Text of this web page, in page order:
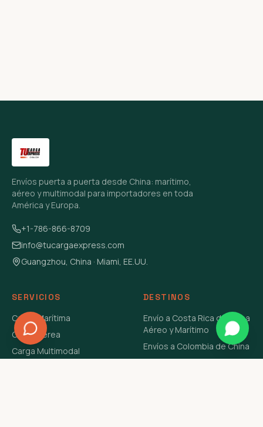
Envíos puerta a puerta desde China: marítimo,
aéreo y multimodal para importadores en toda
América y Europa.
+1-786-866-8709
info@tucargaexpress.com
Guangzhou, China · Miami, EE.UU.
SERVICIOS
Carga Marítima
Carga Aérea
Carga Multimodal
DESTINOS
Envío a Costa Rica de China
Aéreo y Marítimo
Envíos a Colombia de China